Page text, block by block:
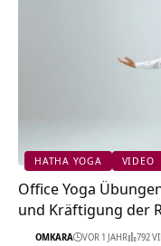
HATHA YOGA VIDEO
Office Yoga
und Kräftigung der
OMKARA VOR 1 JAHR 792